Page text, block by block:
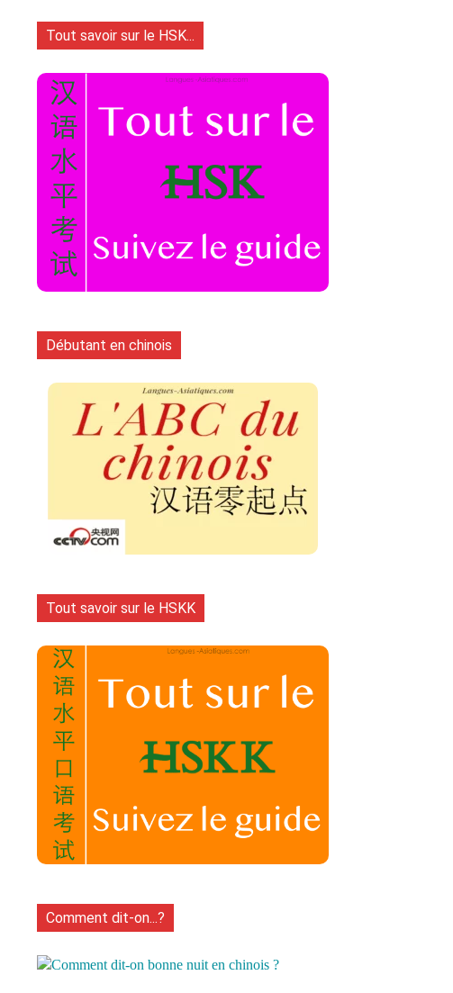
Tout savoir sur le HSK...
Débutant en chinois
Tout savoir sur le HSKK
Comment dit-on...?